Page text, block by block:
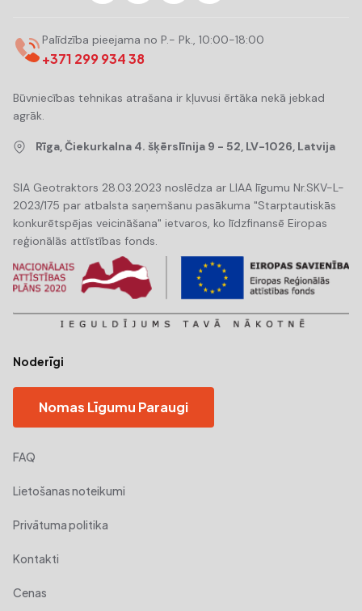
Palīdzība pieejama no P.- Pk., 10:00-18:00
+371 299 934 38
Būvniecības tehnikas atrašana ir kļuvusi ērtāka nekā jebkad
agrāk.
Rīga, Čiekurkalna 4. šķērslīnija 9 - 52, LV-1026, Latvija
SIA Geotraktors 28.03.2023 noslēdza ar LIAA līgumu Nr.SKV-L-
2023/175 par atbalsta saņemšanu pasākuma "Starptautiskās
konkurētspējas veicināšana" ietvaros, ko līdzfinansē Eiropas
reģionālās attīstības fonds.
Noderīgi
Nomas Līgumu Paraugi
FAQ
Lietošanas noteikumi
Privātuma politika
Kontakti
Cenas